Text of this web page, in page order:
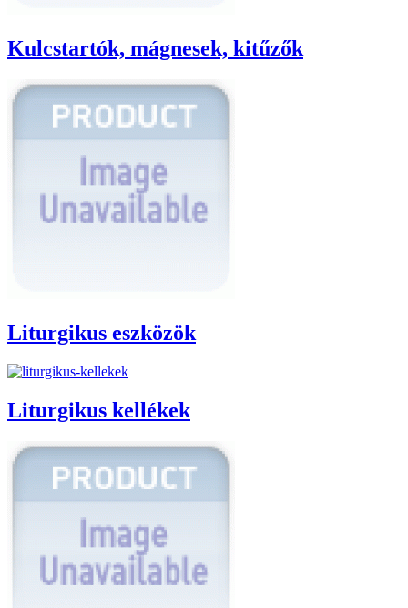
Kulcstartók, mágnesek, kitűzők
Liturgikus eszközök
Liturgikus kellékek